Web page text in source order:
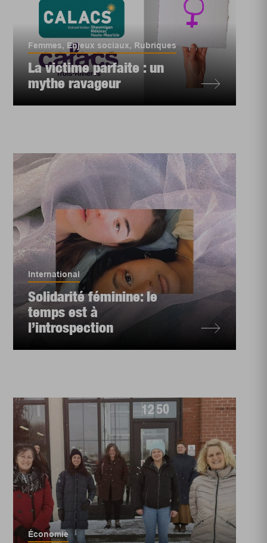
Femmes, Enjeux sociaux, Rubriques
La victime parfaite : un
mythe ravageur
International
Solidarité féminine: le
temps est à
l’introspection
Économie